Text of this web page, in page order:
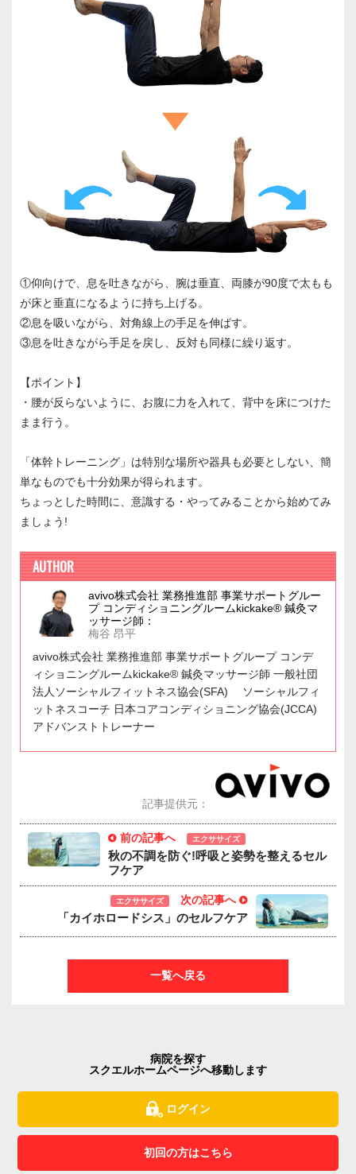
①仰向けで、息を吐きながら、腕は垂直、両膝が90度で太もも
が床と垂直になるように持ち上げる。
②息を吸いながら、対角線上の手足を伸ばす。
③息を吐きながら手足を戻し、反対も同様に繰り返す。
【ポイント】
・腰が反らないように、お腹に力を入れて、背中を床につけた
まま行う。
「体幹トレーニング」は特別な場所や器具も必要としない、簡
単なものでも十分効果が得られます。
ちょっとした時間に、意識する・やってみることから始めてみ
ましょう!
AUTHOR
avivo株式会社 業務推進部 事業サポートグルー
プ コンディショニングルームkickake® 鍼灸マ
ッサージ師：
梅谷 昂平
avivo株式会社 業務推進部 事業サポートグループ コンデ
ィショニングルームkickake® 鍼灸マッサージ師 一般社団
法人ソーシャルフィットネス協会(SFA) ソーシャルフィ
ットネスコーチ 日本コアコンディショニング協会(JCCA)
アドバンストトレーナー
記事提供元：
前の記事へ エクササイズ
秋の不調を防ぐ!呼吸と姿勢を整えるセル
フケア
エクササイズ 次の記事へ
「カイホロードシス」のセルフケア
一覧へ戻る
病院を探す
スクエルホームページへ移動します
ログイン
初回の方はこちら